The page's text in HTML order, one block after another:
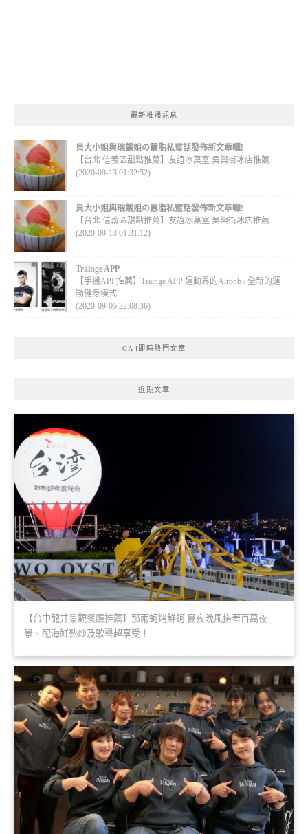
最新推播訊息
貝大小姐與瑞餚姐の囂脂私蜜話發佈新文章囉!
【台北 信義區甜點推薦】友誼冰菓室 吳興街冰店推薦
(2020-09-13 01:32:52)
貝大小姐與瑞餚姐の囂脂私蜜話發佈新文章囉!
【台北 信義區甜點推薦】友誼冰菓室 吳興街冰店推薦
(2020-09-13 01:31:12)
Trainge APP
【手機APP推薦】Trainge APP 運動界的Airbnb / 全新的運
動健身模式
(2020-09-05 22:08:36)
GA4即時熱門文章
近期文章
【台中龍井景觀餐廳推薦】那兩蚵烤鮮蚵 夏夜晚風搭著百萬夜
景、配海鮮熱炒及歌聲超享受！